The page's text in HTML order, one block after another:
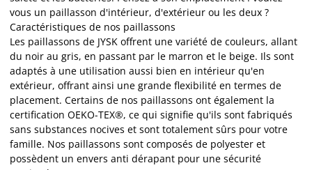
vous un paillasson d'intérieur, d'extérieur ou les deux ?
Caractéristiques de nos paillassons
Les paillassons de JYSK offrent une variété de couleurs, allant
du noir au gris, en passant par le marron et le beige. Ils sont
adaptés à une utilisation aussi bien en intérieur qu'en
extérieur, offrant ainsi une grande flexibilité en termes de
placement. Certains de nos paillassons ont également la
certification OEKO-TEX®, ce qui signifie qu'ils sont fabriqués
sans substances nocives et sont totalement sûrs pour votre
famille. Nos paillassons sont composés de polyester et
possèdent un envers anti dérapant pour une sécurité